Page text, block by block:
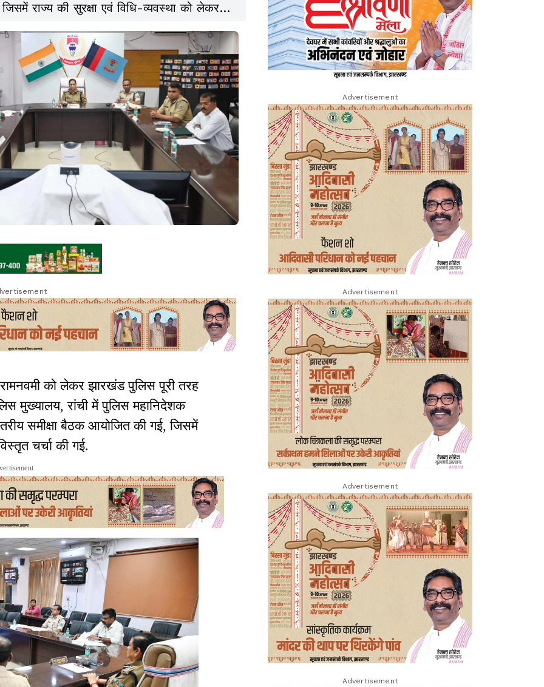
राज्य की सुरक्षा एवं विधि-व्यवस्था को लेकर
को लेकर झारखंड पुलिस पूरी तरह
मुख्यालय, रांची में पुलिस महानिदेशक
समीक्षा बैठक आयोजित की गई, जिसमें
चर्चा की गई.
Advertisement
Advertisement
Advertisement
Advertisement